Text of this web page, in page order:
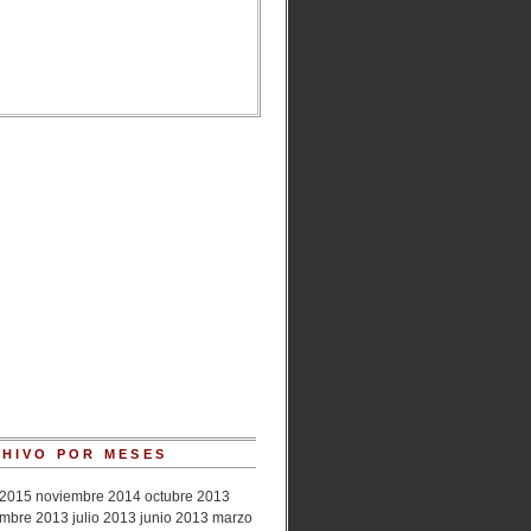
POR MESES
noviembre 2014 octubre 2013
2013 julio 2013 junio 2013 marzo